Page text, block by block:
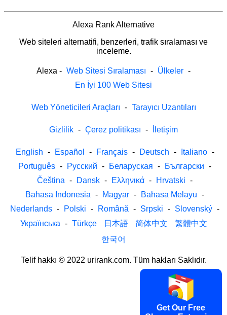
Alexa Rank Alternative
Web siteleri alternatifi, benzerleri, trafik sıralaması ve
inceleme.
Alexa - Web Sitesi Sıralaması - Ülkeler -
En İyi 100 Web Sitesi
Web Yöneticileri Araçları - Tarayıcı Uzantıları
Gizlilik - Çerez politikası - İletişim
English - Español - Français - Deutsch - Italiano -
Português - Русский - Беларуская - Български -
Čeština - Dansk - Ελληνικά - Hrvatski -
Bahasa Indonesia - Magyar - Bahasa Melayu -
Nederlands - Polski - Română - Srpski - Slovenský -
Українська - Türkçe 日本語 简体中文
繁體中文
한국어
Telif hakkı © 2022 urirank.com. Tüm hakları Saklıdır.
Get Our Free